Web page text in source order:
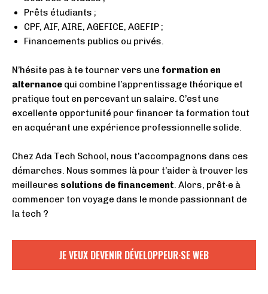
Prêts étudiants ;
CPF, AIF, AIRE, AGEFICE, AGEFIP ;
Financements publics ou privés.
N’hésite pas à te tourner vers une formation en
alternance qui combine l’apprentissage théorique et
pratique tout en percevant un salaire. C’est une
excellente opportunité pour financer ta formation tout
en acquérant une expérience professionnelle solide.
Chez Ada Tech School, nous t’accompagnons dans ces
démarches. Nous sommes là pour t’aider à trouver les
meilleures solutions de financement. Alors, prêt·e à
commencer ton voyage dans le monde passionnant de
la tech ?
JE VEUX DEVENIR DÉVELOPPEUR·SE WEB